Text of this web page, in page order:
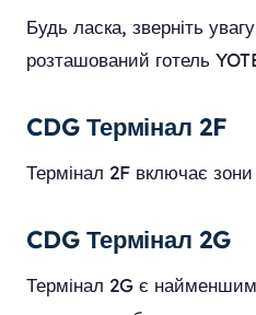
Будь ласка, зверніть
розташований готель
CDG Термінал 2F
Термінал 2F включає зони
CDG Термінал 2G
Термінал 2G є найменшим